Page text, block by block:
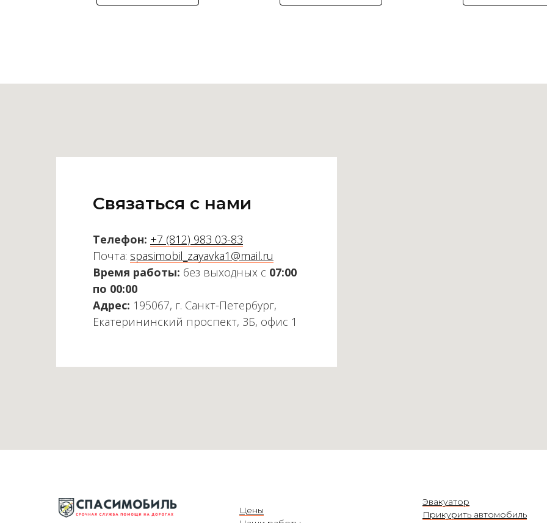
Связаться с нами
Телефон: +7 (812) 983 03-83
Почта: spasimobil_zayavka1@mail.ru
Время работы: без выходных с 07:00
по 00:00
Адрес: 195067, г. Санкт-Петербург,
Екатерининский проспект, 3Б, офис 1
Цены
Эвакуатор
Прикурить автомобиль